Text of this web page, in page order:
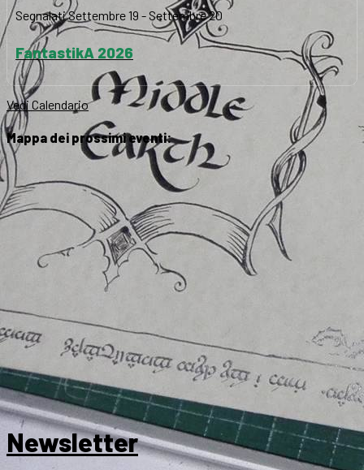
SegnalatiSettembre 19 - Settembre 20
FantastikA 2026
Vedi Calendario
Mappa dei prossimi eventi:
Newsletter